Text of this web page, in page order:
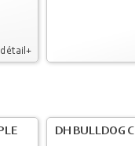
détail+
DH BULLDOG